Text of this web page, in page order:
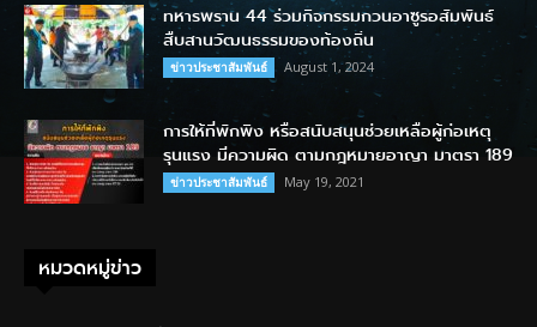
ทหารพราน 44 ร่วมกิจกรรมกวนอาซูรอสัมพันธ์
สืบสานวัฒนธรรมของท้องถิ่น
ข่าวประชาสัมพันธ์ August 1, 2024
การให้ที่พักพิง หรือสนับสนุนช่วยเหลือผู้ก่อเหตุ
รุนแรง มีความผิด ตามกฎหมายอาญา มาตรา 189
ข่าวประชาสัมพันธ์ May 19, 2021
หมวดหมู่ข่าว